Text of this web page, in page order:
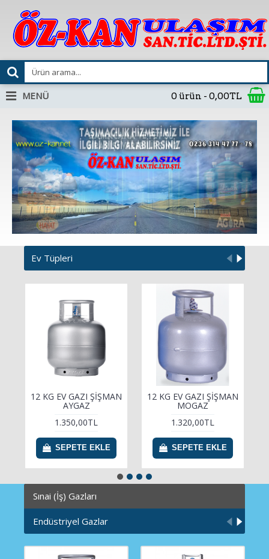
0 ürün - 0,00TL
MENÜ
Ev Tüpleri
12 KG EV GAZI ŞİŞMAN
AYGAZ
1.350,00TL
SEPETE EKLE
12 KG EV GAZI ŞİŞMAN
MOGAZ
1.320,00TL
SEPETE EKLE
Sınai (İş) Gazları
Endüstriyel Gazlar